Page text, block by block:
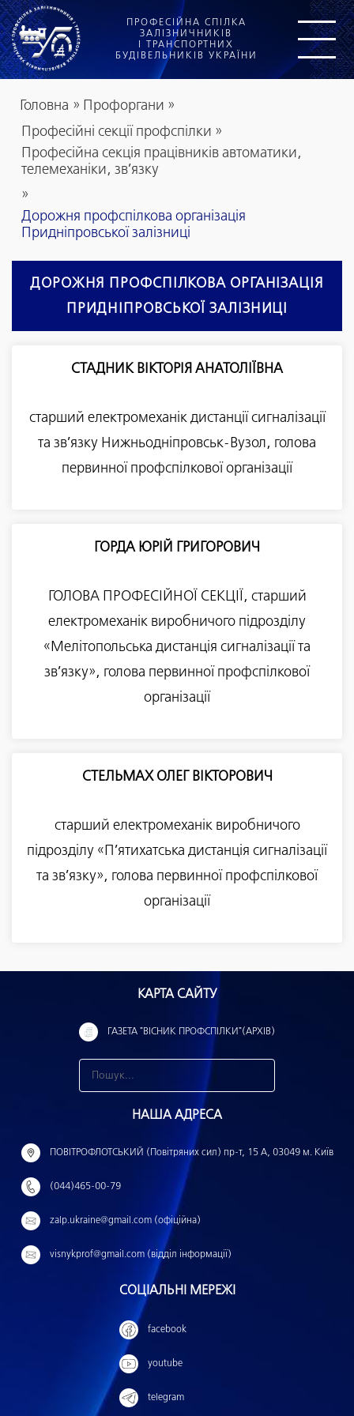
ПРОФЕСІЙНА СПІЛКА
ЗАЛІЗНИЧНИКІВ
І ТРАНСПОРТНИХ
БУДІВЕЛЬНИКІВ УКРАЇНИ
Головна » Профоргани »
Професійні секції профспілки »
Професійна секція працівників автоматики,
телемеханіки, зв’язку
»
Дорожня профспілкова організація
Придніпровської залізниці
ДОРОЖНЯ ПРОФСПІЛКОВА ОРГАНІЗАЦІЯ
ПРИДНІПРОВСЬКОЇ ЗАЛІЗНИЦІ
СТАДНИК ВІКТОРІЯ АНАТОЛІЇВНА
старший електромеханік дистанції сигналізації
та зв’язку Нижньодніпровськ-Вузол, голова
первинної профспілкової організації
ГОРДА ЮРІЙ ГРИГОРОВИЧ
ГОЛОВА ПРОФЕСІЙНОЇ СЕКЦІЇ, старший
електромеханік виробничого підрозділу
«Мелітопольська дистанція сигналізації та
зв’язку», голова первинної профспілкової
організації
СТЕЛЬМАХ ОЛЕГ ВІКТОРОВИЧ
старший електромеханік виробничого
підрозділу «П’ятихатська дистанція сигналізації
та зв’язку», голова первинної профспілкової
організації
КАРТА САЙТУ
ГАЗЕТА "ВІСНИК ПРОФСПІЛКИ"(АРХІВ)
н
й
:
НАША АДРЕСА
ПОВІТРОФЛОТСЬКИЙ (Повітряних сил) пр-т, 15 А, 03049 м. Київ
(044)465-00-79
zalp.ukraine@gmail.com (офіційна)
visnykprof@gmail.com (відділ інформації)
СОЦІАЛЬНІ МЕРЕЖІ
facebook
youtube
telegram